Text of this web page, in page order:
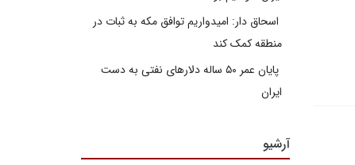
اسحاق دار: امیدواریم توافق مکه به ثبات در
منطقه کمک کند
پایان عمر ۵۰ ساله دلارهای نفتی به دست
ایران
آرشیو